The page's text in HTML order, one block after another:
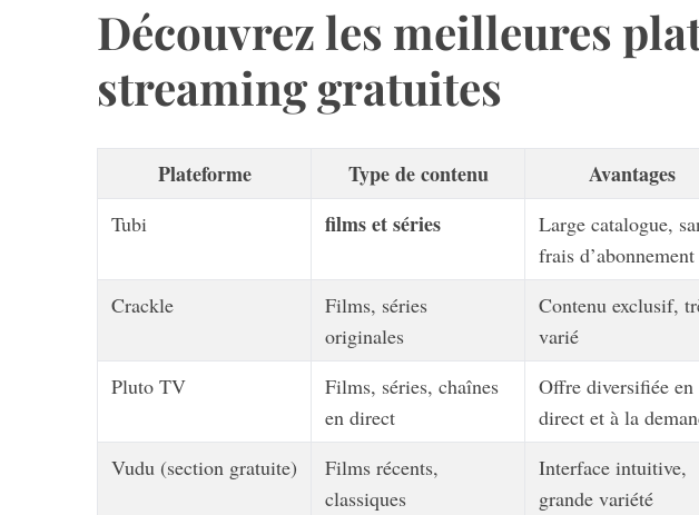
Découvrez les meilleures
streaming gratuites
Plateforme Type de contenu Avantages
Tubi films et séries
Large catalogue,
frais d’abonnement
Crackle
Films, séries
originales
Contenu exclusif,
varié
Pluto TV
Films, séries, chaînes
en direct
Offre diversifiée en
direct et à la
Vudu (section gratuite)
Films récents,
classiques
Interface intuitive,
grande variété